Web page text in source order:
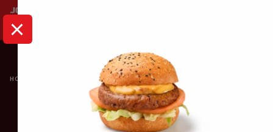
HOME AJAX - EINTRACHT FRANKFURT
Ajax